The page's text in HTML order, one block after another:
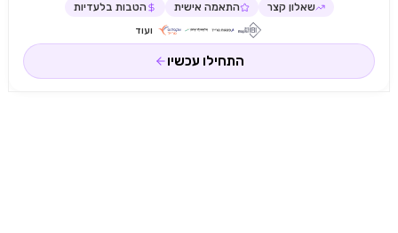
שאלון קצר התאמה אישית הטבות בלעדיות
ועוד
התחילו עכשיו